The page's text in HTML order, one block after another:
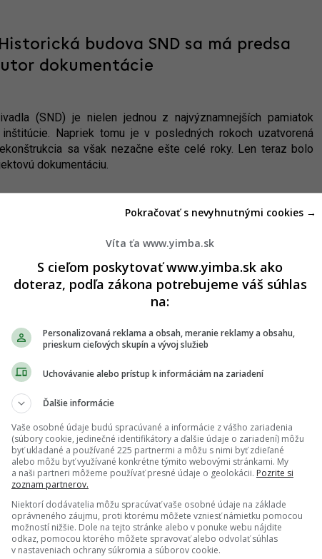
budova SND sa má predsa
dokumentácie
(SND) je nielen jednou z najvýznamnejších pamiatok
Napriek tomu je v posledných rokoch uzatvorená
sa však nezačne ešte celé roky. Len teraz bolo
dokumentáciu.
2
Drastické zlepšenie pre
železničnú dopravu. Trať z
modernizovať, zvýši sa jej
kapacita
4
projektov napreduje, hlásia
dôležité míľniky
29.07.2026 21:16
sa môže konečne obnoviť.
Víta ťa www.yimba.sk
S cieľom poskytovať www.yimba.sk ako
doteraz, podľa zákona potrebujeme váš súhlas
na:
Personalizovaná reklama a obsah, meranie reklamy a obsahu,
prieskum cieľových skupín a vývoj služieb
Uchovávanie alebo prístup k informáciám na zariadení
Ďalšie informácie
Vaše osobné údaje budú spracúvané a informácie z vášho zariadenia
(súbory cookie, jedinečné identifikátory a ďalšie údaje o zariadení) môžu
byť ukladané a používané 225 partnermi a môžu s nimi byť zdieľané
alebo môžu byť využívané konkrétne týmito webovými stránkami. My
a naši partneri môžeme používať presné údaje o geolokácii. Pozrite si
zoznam partnerov.
Niektorí dodávatelia môžu spracúvať vaše osobné údaje na základe
oprávneného záujmu, proti ktorému môžete vzniesť námietku pomocou
možností nižšie. Dole na tejto stránke alebo v ponuke webu nájdite
odkaz, pomocou ktorého môžete spravovať alebo odvolať súhlas
v nastaveniach ochrany súkromia a súborov cookie.
Pokračovať s nevyhnutnými cookies →